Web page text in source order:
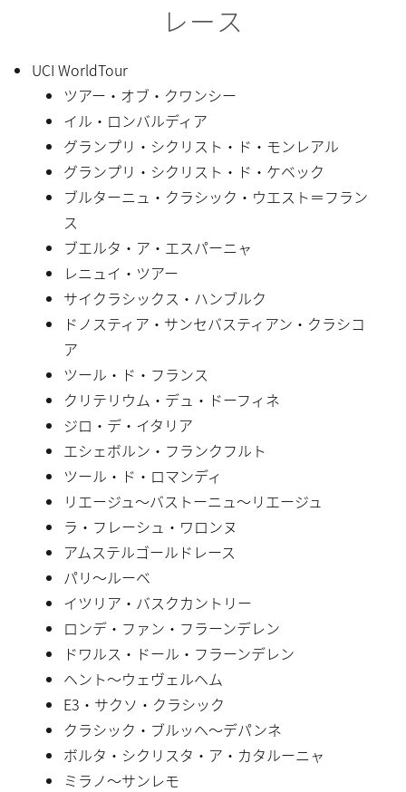
レース
UCI WorldTour
ツアー・オブ・クワンシー
イル・ロンバルディア
グランプリ・シクリスト・ド・モンレアル
グランプリ・シクリスト・ド・ケベック
ブルターニュ・クラシック・ウエスト＝フラン
ス
ブエルタ・ア・エスパーニャ
レニュイ・ツアー
サイクラシックス・ハンブルク
ドノスティア・サンセバスティアン・クラシコ
ア
ツール・ド・フランス
クリテリウム・デュ・ドーフィネ
ジロ・デ・イタリア
エシェボルン・フランクフルト
ツール・ド・ロマンディ
リエージュ〜バストーニュ〜リエージュ
ラ・フレーシュ・ワロンヌ
アムステルゴールドレース
パリ〜ルーベ
イツリア・バスクカントリー
ロンデ・ファン・フラーンデレン
ドワルス・ドール・フラーンデレン
ヘント〜ウェヴェルヘム
E3・サクソ・クラシック
クラシック・ブルッヘ〜デパンネ
ボルタ・シクリスタ・ア・カタルーニャ
ミラノ〜サンレモ